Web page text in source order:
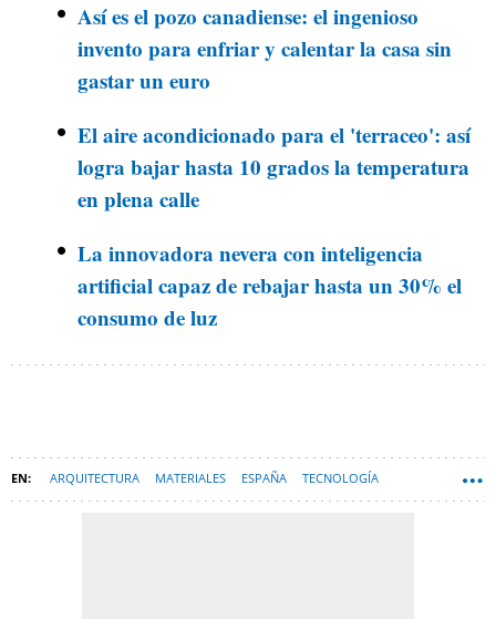
Así es el pozo canadiense: el ingenioso
invento para enfriar y calentar la casa sin
gastar un euro
El aire acondicionado para el 'terraceo': así
logra bajar hasta 10 grados la temperatura
en plena calle
La innovadora nevera con inteligencia
artificial capaz de rebajar hasta un 30% el
consumo de luz
ARQUITECTURA MATERIALES ESPAÑA TECNOLOGÍA